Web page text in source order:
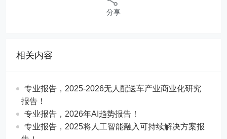
分享
相关内容
专业报告，2025-2026无人配送车产业商业化研究
报告！
专业报告，2026年AI趋势报告！
​​专业报告，2025将人工智能融入可持续解决方案报